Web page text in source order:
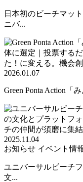
日本初のビーチマッ
ニバ...
2026.01.07
Green Ponta Action「
2025.11.04
お知らせ イベント情
ユニバーサルビーチ
文...